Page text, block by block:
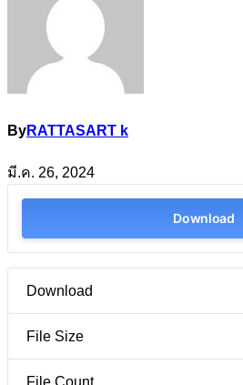
Download
Download
File Size
File Count